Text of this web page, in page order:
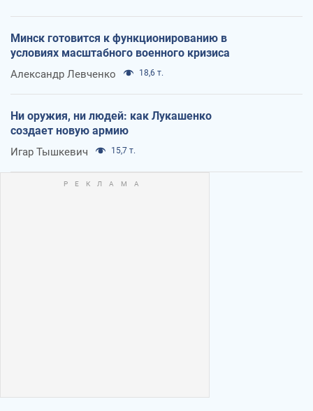
Минск готовится к функционированию в
условиях масштабного военного кризиса
Александр Левченко 18,6 т.
Ни оружия, ни людей: как Лукашенко
создает новую армию
Игар Тышкевич 15,7 т.